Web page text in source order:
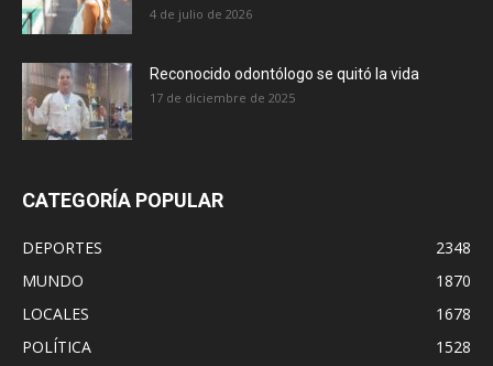
4 de julio de 2026
Reconocido odontólogo se quitó la vida
17 de diciembre de 2025
CATEGORÍA POPULAR
DEPORTES
2348
MUNDO
1870
LOCALES
1678
POLÍTICA
1528